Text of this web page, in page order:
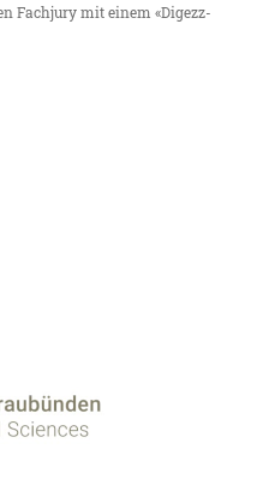
Fachjury mit einem «Digezz-